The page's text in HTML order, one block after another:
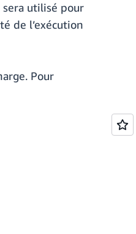
sera utilisé pour
de l’exécution
Pour